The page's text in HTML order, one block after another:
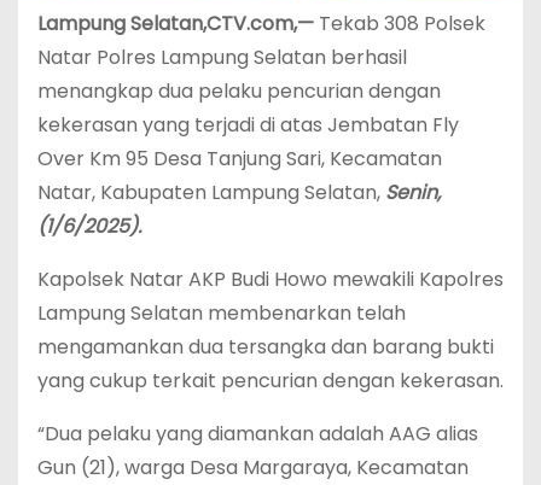
Lampung Selatan,CTV.com,— Tekab 308 Polsek
Natar Polres Lampung Selatan berhasil
menangkap dua pelaku pencurian dengan
kekerasan yang terjadi di atas Jembatan Fly
Over Km 95 Desa Tanjung Sari, Kecamatan
Natar, Kabupaten Lampung Selatan, Senin,
(1/6/2025).
Kapolsek Natar AKP Budi Howo mewakili Kapolres
Lampung Selatan membenarkan telah
mengamankan dua tersangka dan barang bukti
yang cukup terkait pencurian dengan kekerasan.
“Dua pelaku yang diamankan adalah AAG alias
Gun (21), warga Desa Margaraya, Kecamatan